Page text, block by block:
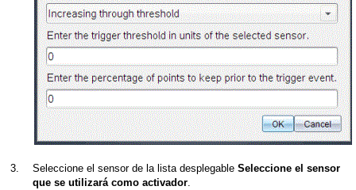
3. Seleccione el sensor de la lista desplegableSeleccione el sensor
que se utilizará como activador.